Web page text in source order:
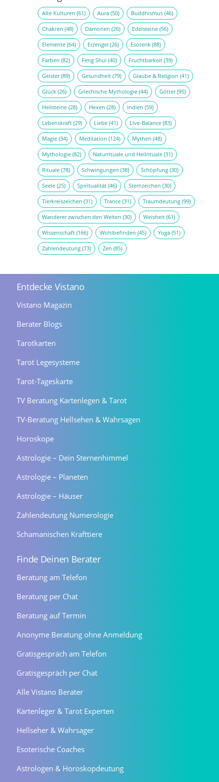
Alte Kulturen (61) Aura(50) Buddhismus(46)
Chakren (48) Dämonen (26) Edelsteine(56)
Elemente(64) Erzengel (26) Esoterik(88)
Farben (82) Feng Shui (40) Fruchtbarkeit(39)
Geister(89) Gesundheit(79) Glaube & Religion (41)
Glück(26) Griechische Mythologie(44) Götter(95)
Heilsteine(28) Hexen (28) Indien (59)
Lebenskraft(29) Liebe(41) Live-Balance(83)
Magie(34) Meditation (124) Mythen (48)
Mythologie(82) Naturrituale und Heilrituale(31)
Rituale(78) Schwingungen (38) Schöpfung(30)
Seele(25) Spiritualität(46) Sternzeichen (30)
Tierkreiszeichen (31) Trance(31) Traumdeutung(99)
Wanderer zwischen den Welten (30) Weisheit(61)
Wissenschaft(166) Wohlbefinden (45) Yoga(51)
Zahlendeutung(73) Zen (85)
Entdecke Vistano
Vistano Magazin
Berater Blogs
Tarotkarten
Tarot Legesysteme
Tarot-Tageskarte
TV Beratung Kartenlegen & Tarot
TV-Beratung Hellsehen & Wahrsagen
Horoskope
Astrologie – Dein Sternenhimmel
Astrologie – Planeten
Astrologie – Häuser
Zahlendeutung Numerologie
Schamanischen Krafttiere
Finde Deinen Berater
Beratung am Telefon
Beratung per Chat
Beratung auf Termin
Anonyme Beratung ohne Anmeldung
Gratisgespräch am Telefon
Gratisgespräch per Chat
Alle Vistano Berater
Kartenleger & Tarot Experten
Hellseher & Wahrsager
Esoterische Coaches
Astrologen & Horoskopdeutung